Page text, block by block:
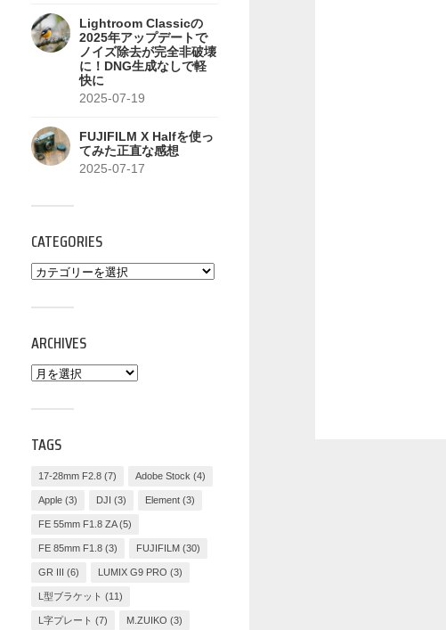
Lightroom Classicの
2025年アップデートで
ノイズ除去が完全非破壊
に！DNG生成なしで軽
快に
2025-07-19
FUJIFILM X Halfを使っ
てみた正直な感想
2025-07-17
CATEGORIES
ARCHIVES
TAGS
17-28mm F2.8 (7) Adobe Stock (4)
Apple (3) DJI (3) Element (3)
FE 55mm F1.8 ZA(5)
FE 85mm F1.8 (3) FUJIFILM (30)
GR III (6) LUMIX G9 PRO (3)
L型ブラケット (11)
L字プレート (7) M.ZUIKO (3)